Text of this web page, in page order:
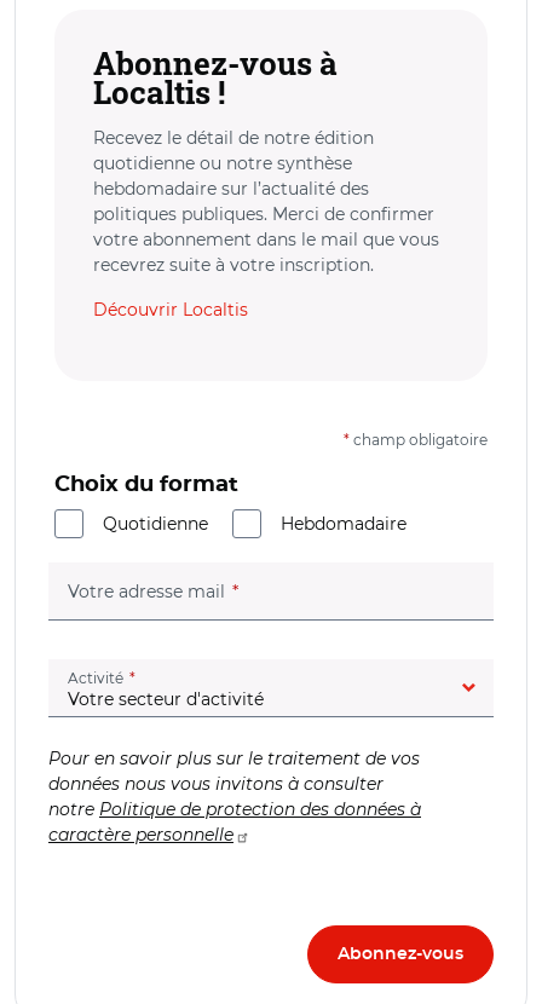
Abonnez-vous à
Localtis !
Recevez le détail de notre édition
quotidienne ou notre synthèse
hebdomadaire sur l’actualité des
politiques publiques. Merci de confirmer
votre abonnement dans le mail que vous
recevrez suite à votre inscription.
Découvrir Localtis
* champ obligatoire
Choix du format
Quotidienne
Hebdomadaire
Votre adresse mail (champ obligatoire)
Activité (champ obligatoire)
Pour en savoir plus sur le traitement de vos
données nous vous invitons à consulter
notre Politique de protection des données à
caractère personnelle